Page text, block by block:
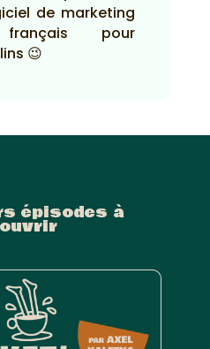
de marketing
français pour
😉
épisodes à